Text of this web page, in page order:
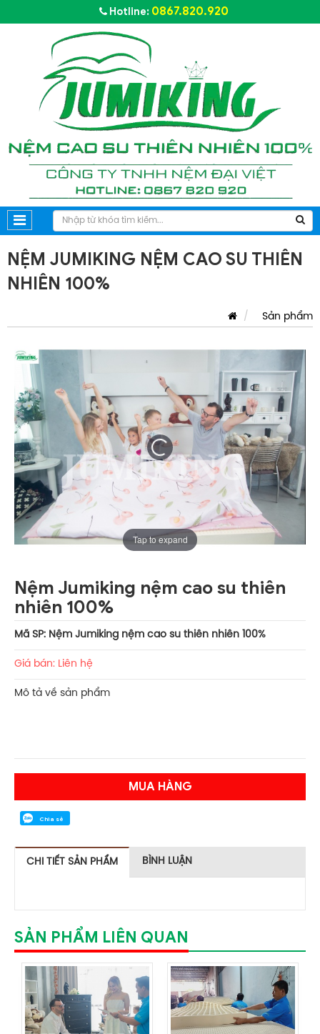
Hotline: 0867.820.920
NỆM JUMIKING NỆM CAO SU THIÊN
NHIÊN 100%
Sản phẩm
Tap to expand
Nệm Jumiking nệm cao su thiên
nhiên 100%
Mã SP: Nệm Jumiking nệm cao su thiên nhiên 100%
Giá bán: Liên hệ
Mô tả về sản phẩm
MUA HÀNG
Chia sẻ
CHI TIẾT SẢN PHẨM BÌNH LUẬN
SẢN PHẨM LIÊN QUAN